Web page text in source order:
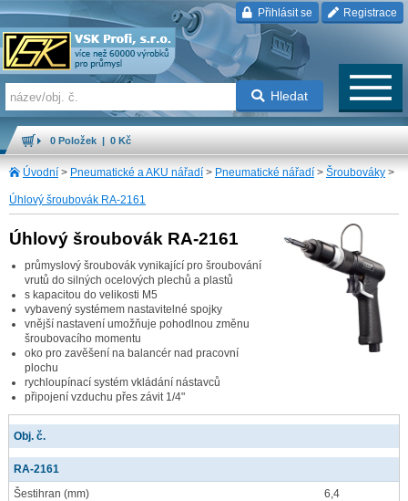
Přihlásit se Registrace
Hledat
0 Položek | 0 Kč
Úvodní > Pneumatické a AKU nářadí > Pneumatické nářadí > Šroubováky >
Úhlový šroubovák RA-2161
Úhlový šroubovák RA-2161
průmyslový šroubovák vynikající pro šroubování
vrutů do silných ocelových plechů a plastů
s kapacitou do velikosti M5
vybavený systémem nastavitelné spojky
vnější nastavení umožňuje pohodlnou změnu
šroubovacího momentu
oko pro zavěšení na balancér nad pracovní
plochu
rychloupínací systém vkládání nástavců
připojení vzduchu přes závit 1/4"
Obj. č.
RA-2161
Šestihran (mm)
6,4